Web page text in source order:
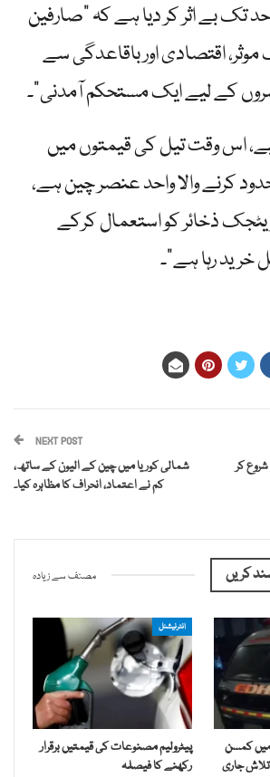
تک بے اثر کر دیا ہے کہ "صارفین
موثر، اقتصادی اور باقاعدگی سے
کے لیے ایک مستحکم آمدنی”۔
اس وقت تیل کی قیمتوں میں
کرنے والا واحد عنصر چین ہے،
ذخائر کو استعمال کرکے
رہا ہے”۔
کر
NEXT POST
شمالی کوریا میں چین کے الیون کے ساتھ،
کم نے اعتماد، انحراف کا مظاہرہ کیا۔
کریں مصنف سے زیادہ
میں کمسن
تلاش جاری
انٹرنیشنل
پیٹرولیم مصنوعات کی قیمتیں برقرار
رکھنے کا فیصلہ